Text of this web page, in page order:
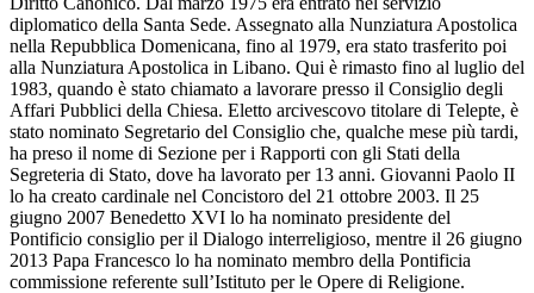
diplomatico della Santa Sede. Assegnato alla Nunziatura Apostolica
nella Repubblica Domenicana, fino al 1979, era stato trasferito poi
alla Nunziatura Apostolica in Libano. Qui è rimasto fino al luglio del
1983, quando è stato chiamato a lavorare presso il Consiglio degli
Affari Pubblici della Chiesa. Eletto arcivescovo titolare di Telepte, è
stato nominato Segretario del Consiglio che, qualche mese più tardi,
ha preso il nome di Sezione per i Rapporti con gli Stati della
Segreteria di Stato, dove ha lavorato per 13 anni. Giovanni Paolo II
lo ha creato cardinale nel Concistoro del 21 ottobre 2003. Il 25
giugno 2007 Benedetto XVI lo ha nominato presidente del
Pontificio consiglio per il Dialogo interreligioso, mentre il 26 giugno
2013 Papa Francesco lo ha nominato membro della Pontificia
commissione referente sull’Istituto per le Opere di Religione.